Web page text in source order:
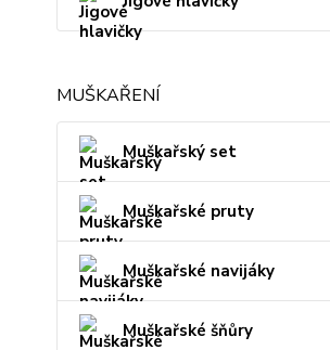
MUŠKAŘENÍ
Muškařský set
Muškařské pruty
Muškařské navijáky
Muškařské šňůry